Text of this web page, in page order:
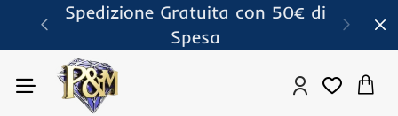
Spedizione Gratuita con 50€ di
Spesa